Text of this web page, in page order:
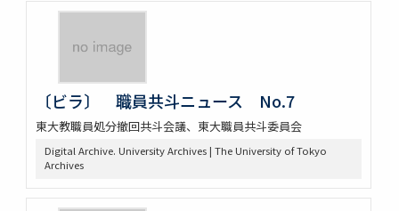
〔ビラ〕 職員共斗ニュース No.7
東大教職員処分撤回共斗会議、東大職員共斗委員会
Digital Archive. University Archives | The University of Tokyo
Archives